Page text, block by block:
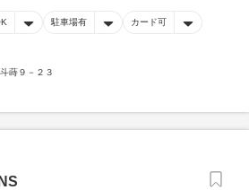
駐車場有 カード可
蒔９－２３